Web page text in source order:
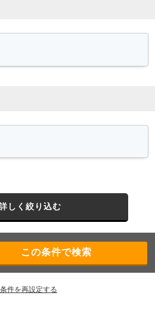
しく絞り込む
件を再設定する